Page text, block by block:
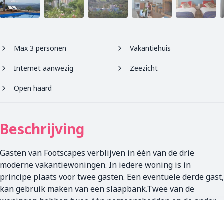
Max 3 personen Vakantiehuis
Internet aanwezig Zeezicht
Open haard
Beschrijving
Gasten van Footscapes verblijven in één van de drie
moderne vakantiewoningen. In iedere woning is in
principe plaats voor twee gasten. Een eventuele derde gast,
kan gebruik maken van een slaapbank.Twee van de